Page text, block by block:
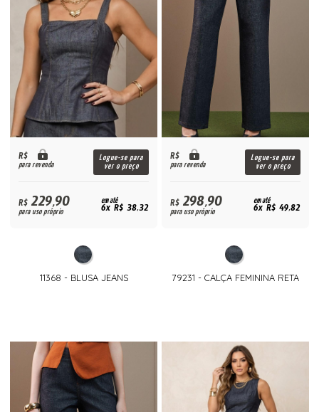
R$
para revenda
Logue-se para
ver o preço
R$229,90
para uso próprio
em até
6x R$ 38,32
11368 - BLUSA JEANS
R$
para revenda
Logue-se para
ver o preço
R$298,90
para uso próprio
em até
6x R$ 49,82
79231 - CALÇA FEMININA RETA